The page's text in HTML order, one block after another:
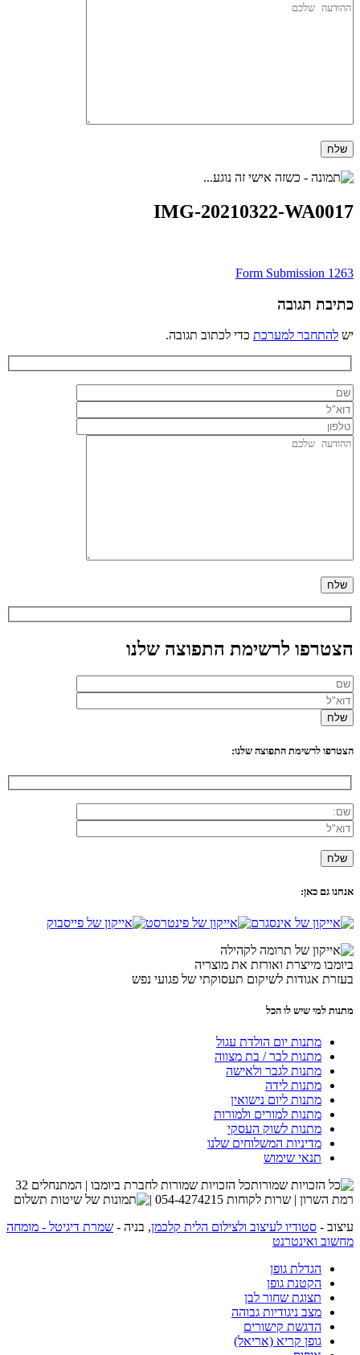
IMG-20210322-WA0017
ניווט
Form Submission 1263
כתיבת תגובה
יש להתחבר למערכת כדי לכתוב תגובה.
הצטרפו לרשימת התפוצה שלנו
הצטרפו לרשימת התפוצה שלנו:
אנחנו גם כאן:
ביומבו מייצרת ואורזת את מוצריה
בעזרת אגודות לשיקום תעסוקתי של פגועי נפש
מתנות למי שיש לו הכל
מתנות יום הולדת עגול
מתנות לבר / בת מצווה
מתנות לגבר ולאישה
מתנות לידה
מתנות ליום נישואין
מתנות למורים ולמורות
מתנות לשוק העסקי
מדיניות המשלוחים שלנו
תנאי שימוש
כל הזכויות שמורות לחברת ביומבו | המתנחלים 32
רמת השרון | שרות לקוחות 054-4274215 |
עיצוב - סטודיו לעיצוב ולצילום הלית קלכמן, בניה - שמרת דיגיטל - מומחה
מחשוב ואינטרנט
הגדלת גופן
הקטנת גופן
תצוגת שחור לבן
מצב ניגודיות גבוהה
הדגשת קישורים
גופן קריא (אריאל)